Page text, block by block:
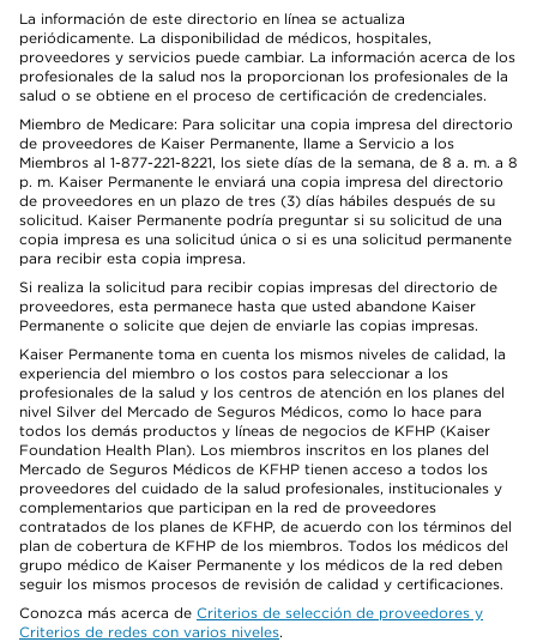
La información de este directorio en línea se actualiza
periódicamente. La disponibilidad de médicos, hospitales,
proveedores y servicios puede cambiar. La información acerca de los
profesionales de la salud nos la proporcionan los profesionales de la
salud o se obtiene en el proceso de certificación de credenciales.
Miembro de Medicare: Para solicitar una copia impresa del directorio
de proveedores de Kaiser Permanente, llame a Servicio a los
Miembros al 1-877-221-8221, los siete días de la semana, de 8 a. m. a 8
p. m. Kaiser Permanente le enviará una copia impresa del directorio
de proveedores en un plazo de tres (3) días hábiles después de su
solicitud. Kaiser Permanente podría preguntar si su solicitud de una
copia impresa es una solicitud única o si es una solicitud permanente
para recibir esta copia impresa.
Si realiza la solicitud para recibir copias impresas del directorio de
proveedores, esta permanece hasta que usted abandone Kaiser
Permanente o solicite que dejen de enviarle las copias impresas.
Kaiser Permanente toma en cuenta los mismos niveles de calidad, la
experiencia del miembro o los costos para seleccionar a los
profesionales de la salud y los centros de atención en los planes del
nivel Silver del Mercado de Seguros Médicos, como lo hace para
todos los demás productos y líneas de negocios de KFHP (Kaiser
Foundation Health Plan). Los miembros inscritos en los planes del
Mercado de Seguros Médicos de KFHP tienen acceso a todos los
proveedores del cuidado de la salud profesionales, institucionales y
complementarios que participan en la red de proveedores
contratados de los planes de KFHP, de acuerdo con los términos del
plan de cobertura de KFHP de los miembros. Todos los médicos del
grupo médico de Kaiser Permanente y los médicos de la red deben
seguir los mismos procesos de revisión de calidad y certificaciones.
Conozca más acerca de Criterios de selección de proveedores y
Criterios de redes con varios niveles.